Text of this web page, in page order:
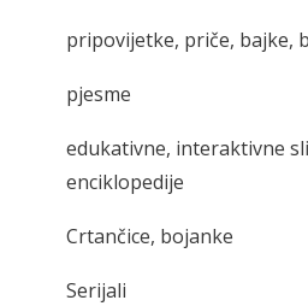
pripovijetke, priče, bajke,
pjesme
edukativne, interaktivne
enciklopedije
Crtančice, bojanke
Serijali